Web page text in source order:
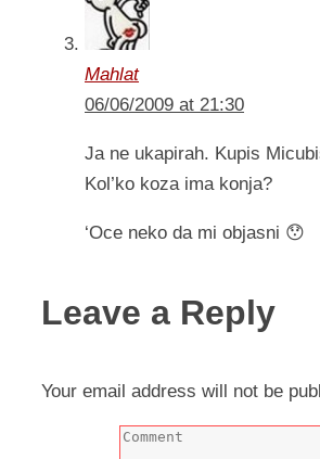
Mahlat
06/06/2009 at 21:30
Ja ne ukapirah. Kupis
Kol’ko koza ima konja?
‘Oce neko da mi objasni 😯
Leave a Reply
Your email address will not be